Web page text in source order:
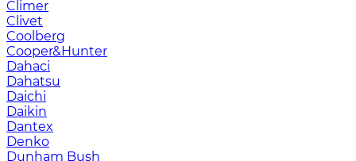
Climer
Clivet
Coolberg
Cooper&Hunter
Dahaci
Dahatsu
Daichi
Daikin
Dantex
Denko
Dunham Bush